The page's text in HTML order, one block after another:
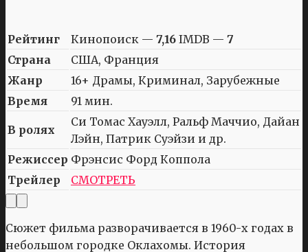
Рейтинг Кинопоиск — 7,16 IMDB — 7
Страна
США, Франция
Жанр
16+ Драмы, Криминал, Зарубежные
Время
91 мин.
В ролях
Си Томас Хауэлл, Ральф Маччио, Дайан
Лэйн, Патрик Суэйзи и др.
Режиссер Фрэнсис Форд Коппола
Трейлер
СМОТРЕТЬ
Сюжет фильма разворачивается в 1960-х годах в
небольшом городке Оклахомы. История